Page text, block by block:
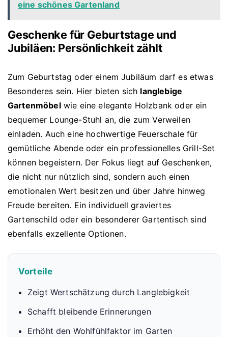
eine schönes Gartenland
Geschenke für Geburtstage und
Jubiläen: Persönlichkeit zählt
Zum Geburtstag oder einem Jubiläum darf es etwas
Besonderes sein. Hier bieten sich langlebige
Gartenmöbelwie eine elegante Holzbank oder ein
bequemer Lounge-Stuhl an, die zum Verweilen
einladen. Auch eine hochwertige Feuerschale für
gemütliche Abende oder ein professionelles Grill-Set
können begeistern. Der Fokus liegt auf Geschenken,
die nicht nur nützlich sind, sondern auch einen
emotionalen Wert besitzen und über Jahre hinweg
Freude bereiten. Ein individuell graviertes
Gartenschild oder ein besonderer Gartentisch sind
ebenfalls exzellente Optionen.
Vorteile
Zeigt Wertschätzung durch Langlebigkeit
Schafft bleibende Erinnerungen
Erhöht den Wohlfühlfaktor im Garten